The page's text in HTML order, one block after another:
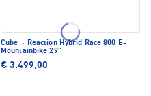
Cube · Reaction Hybrid Race 800 E-
Mountainbike 29"
€ 3.499,00